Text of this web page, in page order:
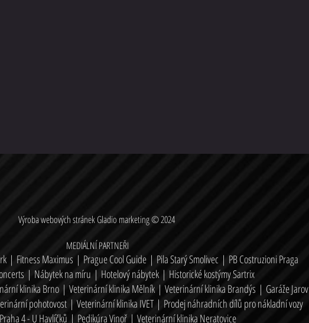
Výroba webových stránekGladio marketing© 2024
MEDIÁLNÍ PARTNEŘI
| Fitness Maximus | Prague Cool Guide | Pila Starý Smolivec | PB Costruzioni Praga
| Nábytek na míru | Hotelový nábytek | Historické kostýmy Sartrix
klinika Brno| Veterinární klinika Mělník| Veterinární klinika Brandýs | Garáže Jarov
pohotovost | Veterinární klinika IVET | Prodej náhradních dílů pro nákladní vozy
4 - U Havlíčků | Pedikúra Vinoř| Veterinární klinika Neratovice